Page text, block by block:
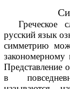
Греческое
русский язык
симметрию
закономерному
Представление
в